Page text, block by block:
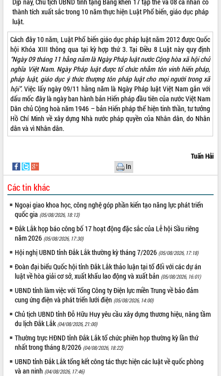
trong Khu kinh tế Nam Phú Yên
Hòn Yến phát triển du lịch gắn với bảo
tồn biển
Lấy ý kiến điều chỉnh Quy hoạch tỉnh
Đắk Lắk thời kỳ 2021-2030, tầm nhìn
đến năm 2050
Phát động chiến dịch 30 ngày đêm
giải phóng mặt bằng Tuyến đường bộ
ven biển
Đắk Lắk nỗ lực thúc đẩy tăng trưởng
kinh tế từ 10% trở lên trong Quý
II/2026
với Tập đoàn Bưu chính Viễn thông
Việt Nam
Thứ trưởng Bộ Y tế làm việc với tỉnh
Đắk Lắk về phát triển nhân lực y tế
cho trạm y tế cấp xã
Du lịch Đắk Lắk nâng tầm trải nghiệm
du khách thông qua Hệ thống cơ sở dữ
liệu và Bản đồ số
Tập huấn ứng dụng trí tuệ nhân tạo (AI)
trong thương mại điện tử năm 2026
Đoàn đại biểu Quốc hội tỉnh Đắk Lắk
trao đổi thông tin trước Kỳ họp thứ
nhất, Quốc hội khóa XVI
Quyết liệt cải cách hành chính, khơi
thông nguồn lực phát triển
Nâng cao hiệu lực, hiệu quả HĐND
tỉnh thông qua hiện đại hóa hành chính
Xã Ea Phê gắn cải cách hành chính với
chuyển đổi số
Phó Chủ tịch Thường trực UBND tỉnh
thành tích xuất sắc trong 10 năm thực hiện Luật Phổ biến, giáo dục pháp
luật.
Cách đây 10 năm, Luật Phổ biến giáo dục pháp luật năm 2012 được Quốc
hội Khóa XIII thông qua tại kỳ hợp thứ 3. Tại Điều 8 Luật này quy định
“Ngày 09 tháng 11 hằng năm là Ngày Pháp luật nước Cộng hòa xã hội chủ
nghĩa Việt Nam. Ngày Pháp luật được tổ chức nhằm tôn vinh hiến pháp,
pháp luật, giáo dục ý thức thượng tôn pháp luật cho mọi người trong xã
hội”.Việc lấy ngày 09/11 hằng năm là Ngày Pháp luật Việt Nam gắn với
dấu mốc đây là ngày ban hành bản Hiến pháp đầu tiên của nước Việt Nam
Dân chủ Cộng hoà năm 1946 – bản Hiến pháp thể hiện tinh thần, tư tưởng
Hồ Chí Minh về xây dựng Nhà nước pháp quyền của Nhân dân, do Nhân
dân và vì Nhân dân.
Tuấn Hải
In
Các tin khác
Ngoại giao khoa học, công nghệ góp phần kiến tạo năng lực phát triển
quốc gia (05/08/2026, 18:13)
Đắk Lắk họp báo công bố 17 hoạt động đặc sắc của Lễ hội Sầu riêng
năm 2026 (05/08/2026, 17:30)
Hội nghị UBND tỉnh Đắk Lắk thường kỳ tháng 7/2026 (05/08/2026, 17:18)
Đoàn đại biểu Quốc hội tỉnh Đắk Lắk thảo luận tại tổ đối với các dự án
luật về hòa giải cơ sở, xuất khẩu lao động và xuất bản (05/08/2026, 16:01)
UBND tỉnh làm việc với Tổng Công ty Điện lực miền Trung về bảo đảm
cung ứng điện và phát triển lưới điện (05/08/2026, 14:00)
Chủ tịch UBND tỉnh Đỗ Hữu Huy yêu cầu xây dựng thương hiệu, nâng tầm
du lịch Đắk Lắk (04/08/2026, 21:00)
Thường trực HĐND tỉnh Đắk Lắk tổ chức phiên họp thường kỳ lần thứ
nhất trong tháng 8/2026 (04/08/2026, 18:22)
UBND tỉnh Đắk Lắk tổng kết công tác thực hiện các luật về quốc phòng
và an ninh (04/08/2026, 17:46)